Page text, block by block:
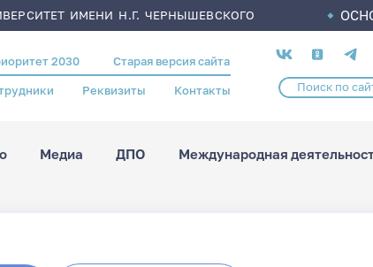
ИМЕНИ Н.Г. ЧЕРНЫШЕВСКОГО
2030 Старая версия сайта
Реквизиты Контакты
Социальные
сети
Медиа ДПО Международная